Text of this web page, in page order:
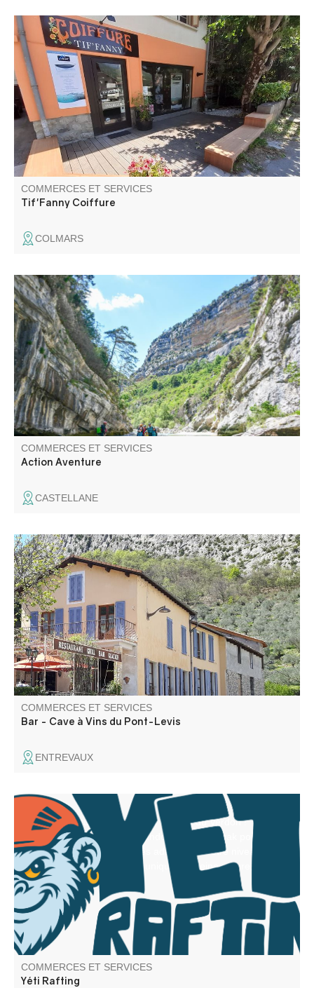
Salon de coiffure et espace zen avec lit d'hydromassage
à sec. Ecoute et conseil d'une passionnée de coiffure (4e
prix au mondial de la coiffure) et pour votre coiffure de
mariée (voir notre book sur notre site).
COMMERCES ET SERVICES
Tif'Fanny Coiffure
COLMARS
ACTION AVENTURE est l'unique entreprise labellisée
"Qualité tourisme" en sports d'eau-vive à Castellane.
Découvrez les Gorges du Verdon en sécurité avec un
guide expérimenté. Vous serez accueillis avec le sourire,
par une équipe à votre service.
COMMERCES ET SERVICES
Action Aventure
CASTELLANE
Bar - Cave à vins face au vieux village médiéval Snacking
chaud à la presse Class'croûte à base de produits frais
cuisinés sur place (selon possibilités) Vins AB, Spiritueux,
Bières artisanales et coffrets cadeaux
COMMERCES ET SERVICES
Bar - Cave à Vins du Pont-Levis
ENTREVAUX
Vivez l’aventure au cœur des Gorges du Verdon !
Canyoning, rafting, aqua rando et canoë-kayak pour tous
de 7 à 70 ans. Des activités adaptées à votre niveau,
pour partager un moment unique en pleine nature, en
toute sécurité.
COMMERCES ET SERVICES
Yéti Rafting